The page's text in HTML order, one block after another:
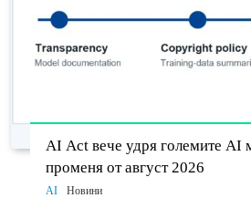
AI Act вече удря големите AI
променя от август 2026
AI Новини